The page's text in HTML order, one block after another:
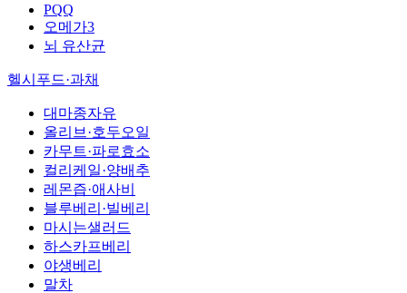
PQQ
오메가3
뇌 유산균
헬시푸드·과채
대마종자유
올리브·호두오일
카무트·파로효소
컬리케일·양배추
레몬즙·애사비
블루베리·빌베리
마시는샐러드
하스카프베리
야생베리
말차